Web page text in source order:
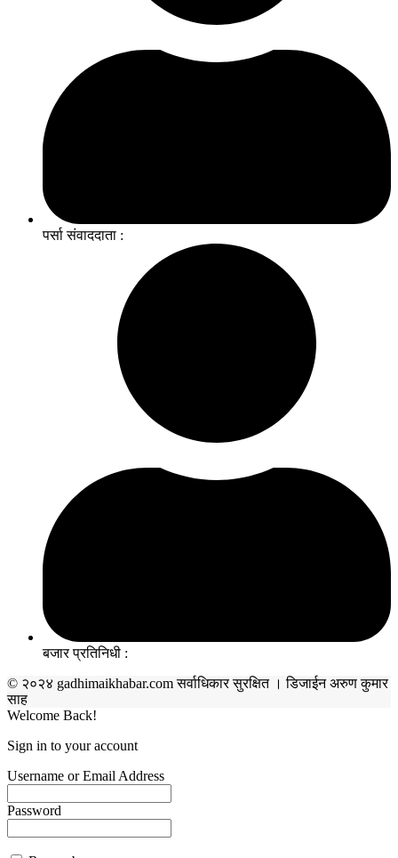
पर्सा संवाददाता :
बजार प्रतिनिधी :
© २०२४ gadhimaikhabar.com सर्वाधिकार सुरक्षित । डिजाईन अरुण कुमार
साह
Welcome Back!
Sign in to your account
Username or Email Address
Password